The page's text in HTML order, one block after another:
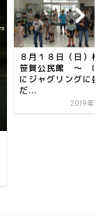
８月１８日（日）松
笹賀公民館 ～ け
にジャグリングに盛
だ...
2019年8